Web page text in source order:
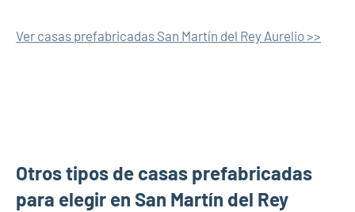
Ver casas prefabricadas San Martín del Rey Aurelio >>
Otros tipos de casas prefabricadas
para elegir en San Martín del Rey